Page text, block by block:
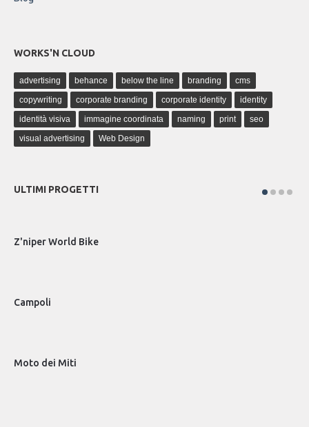
WORKS'N CLOUD
advertising behance below the line branding
cms
copywriting
corporate branding corporate identity
identity
identità visiva
immagine coordinata naming print
seo
visual advertising
Web Design
ULTIMI PROGETTI
Z'niper World Bike
Campoli
Moto dei Miti